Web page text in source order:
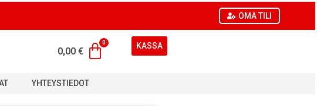
OMA TILI
0,00 €
KASSA
YHTEYSTIEDOT